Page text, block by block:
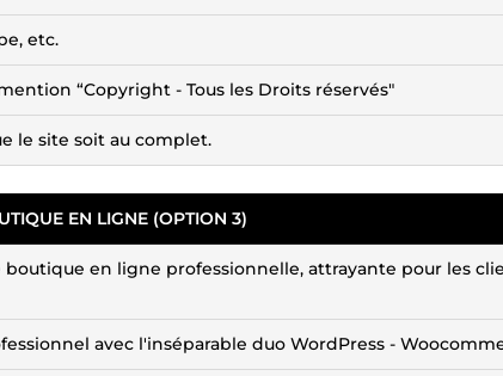
etc.
“Copyright - Tous les Droits réservés"
le site soit au complet.
EN LIGNE (OPTION 3)
en ligne professionnelle, attrayante pour les
avec l'inséparable duo WordPress -